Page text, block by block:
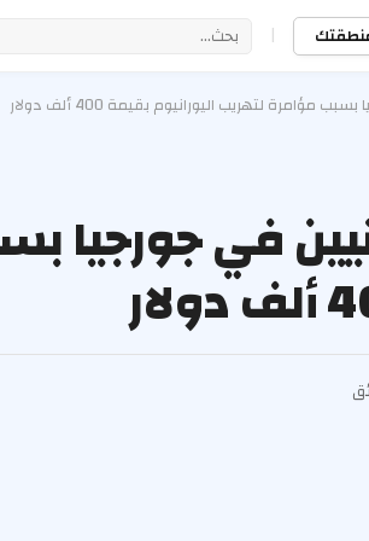
|
لتهريب اليورانيوم بقيمة 400 ألف دولار
في جورجيا